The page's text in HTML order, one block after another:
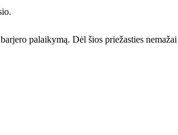
palaikymą. Dėl šios priežasties